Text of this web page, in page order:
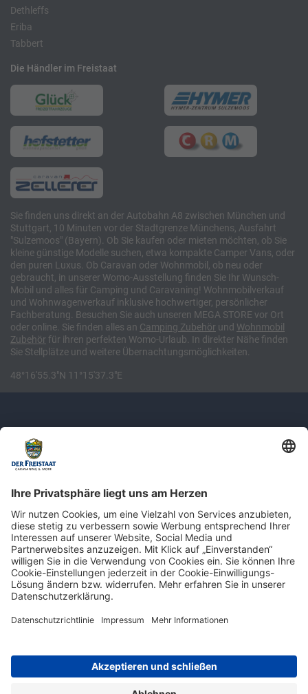
Dethleffs
Eriba
Tabbert
Die Händler im Freistaat
Sie finden uns direkt an der Autobahn A8 zwischen München und
Stuttgart, 10 Minuten vor der Stadtgrenze Münchens, Ausfahrt
"Sulzemoos" (Bayern). Ob Sie kaufen oder mieten möchten, ob Sie
kleine günstige Modelle suchen, etwa kompakte Camper Vans, oder
den puren Luxus. Ob Caravan oder Wohnmobil, ob neu oder
gebraucht, in unserer Womo-Ausstellung finden Sie Ihr Wunsch-
Mobil und alles für Camping und Caravaning! Wohnmobilverkauf
und Wohnwagenverkauf inklusive hochwertiger, persönlicher
Fachberatung. Besuchen Sie auch unseren MEGA STORE vor Ort
oder online. Sie finden alles an Camping Zubehör und Wohnmobil
Zubehör für ihren perfekten Womo-Urlaub. In direkter Nähe finden
Sie Stellplätze und weitere Übernachtungsmöglichkeiten.
48°16'55.3"N 11°15'37.3"E
Newsletter: Jetzt auf
shop.derfreistaat.de anmelden und
einen 5€ Gutschein für unseren Online-
Shop erhalten!*
Impressum Datenschutz Barrierefreiheit